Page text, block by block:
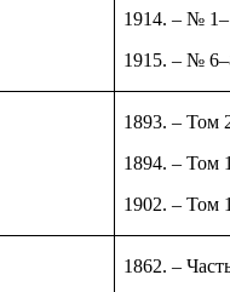
1914. – №
1915. – №
1893. – Том
1894. – Том
1902. – Том
1862. –